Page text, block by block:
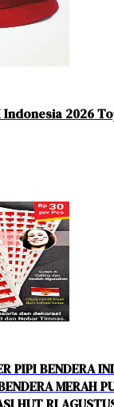
Indonesia 2026
PIPI BENDERA
MERAH